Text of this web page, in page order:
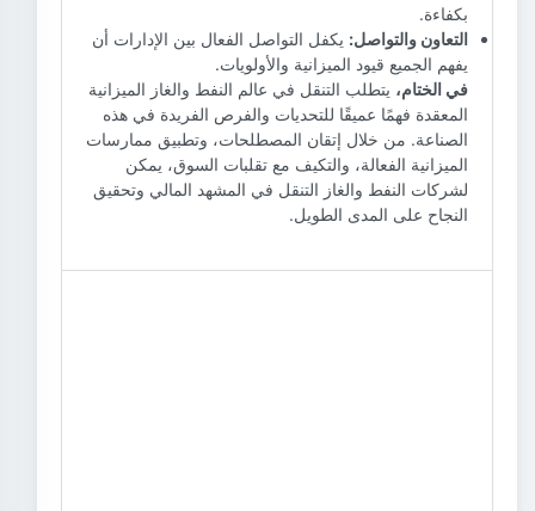
بكفاءة.
التعاون والتواصل: يكفل التواصل الفعال بين الإدارات أن
يفهم الجميع قيود الميزانية والأولويات.
في الختام، يتطلب التنقل في عالم النفط والغاز الميزانية
المعقدة فهمًا عميقًا للتحديات والفرص الفريدة في هذه
الصناعة. من خلال إتقان المصطلحات، وتطبيق ممارسات
الميزانية الفعالة، والتكيف مع تقلبات السوق، يمكن
لشركات النفط والغاز التنقل في المشهد المالي وتحقيق
النجاح على المدى الطويل.